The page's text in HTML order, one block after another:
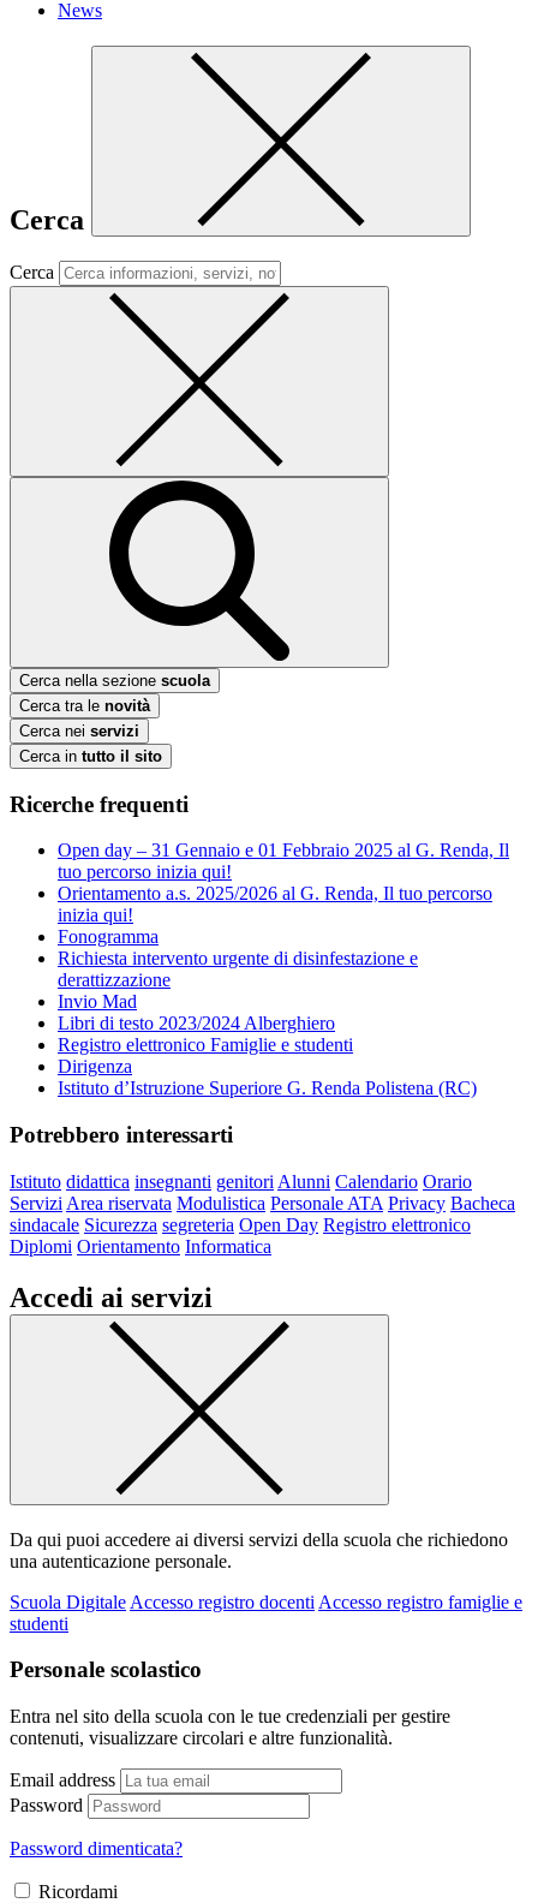
News
Cerca
Cerca
Cerca nella sezione scuola
Cerca tra le novità
Cerca nei servizi
Cerca in tutto il sito
Ricerche frequenti
Open day – 31 Gennaio e 01 Febbraio 2025 al G. Renda, Il
tuo percorso inizia qui!
Orientamento a.s. 2025/2026 al G. Renda, Il tuo percorso
inizia qui!
Fonogramma
Richiesta intervento urgente di disinfestazione e
derattizzazione
Invio Mad
Libri di testo 2023/2024 Alberghiero
Registro elettronico Famiglie e studenti
Dirigenza
Istituto d’Istruzione Superiore G. Renda Polistena (RC)
Potrebbero interessarti
Istituto didattica insegnanti genitori Alunni Calendario Orario
Servizi Area riservata Modulistica Personale ATA Privacy Bacheca
sindacale Sicurezza segreteria Open Day Registro elettronico
Diplomi Orientamento Informatica
Accedi ai servizi
Da qui puoi accedere ai diversi servizi della scuola che richiedono
una autenticazione personale.
Scuola Digitale Accesso registro docenti Accesso registro famiglie e
studenti
Personale scolastico
Entra nel sito della scuola con le tue credenziali per gestire
contenuti, visualizzare circolari e altre funzionalità.
Email address
Password
Password dimenticata?
Ricordami